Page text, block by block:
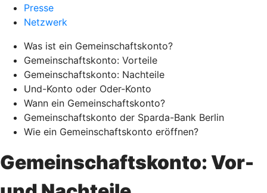
Presse
Netzwerk
Was ist ein Gemeinschaftskonto?
Gemeinschaftskonto: Vorteile
Gemeinschaftskonto: Nachteile
Und-Konto oder Oder-Konto
Wann ein Gemeinschaftskonto?
Gemeinschaftskonto der Sparda-Bank Berlin
Wie ein Gemeinschaftskonto eröffnen?
Gemeinschaftskonto: Vor-